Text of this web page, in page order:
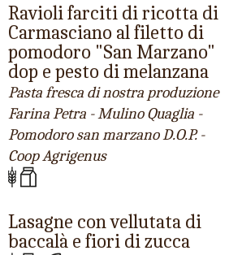
Ravioli farciti di ricotta di
Carmasciano al filetto di
pomodoro "San Marzano"
dop e pesto di melanzana
Pasta fresca di nostra produzione
Farina Petra - Mulino Quaglia -
Pomodoro san marzano D.O.P. -
Coop Agrigenus
Lasagne con vellutata di
baccalà e fiori di zucca